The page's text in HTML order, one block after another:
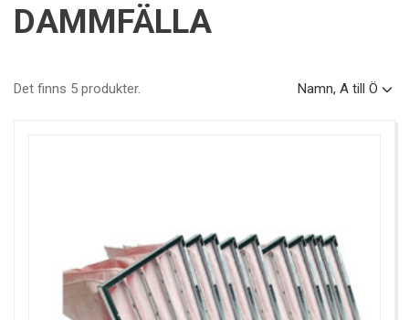
DAMMFÄLLA
Det finns 5 produkter. Namn, A till Ö